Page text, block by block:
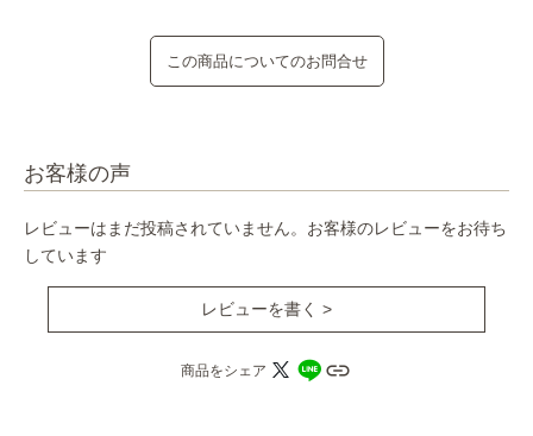
この商品についてのお問合せ
お客様の声
レビューはまだ投稿されていません。お客様のレビューをお待ち
しています
レビューを書く >
商品をシェア